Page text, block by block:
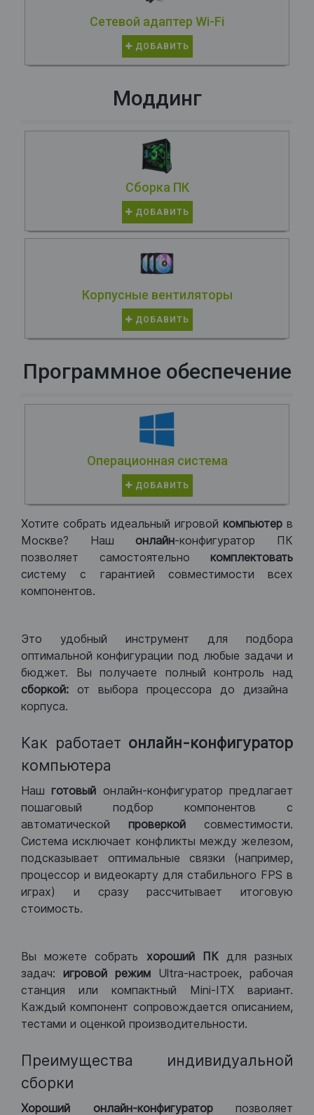
Сетевой адаптер Wi-Fi
ДОБАВИТЬ
Моддинг
Сборка ПК
ДОБАВИТЬ
Корпусные вентиляторы
ДОБАВИТЬ
Программное обеспечение
Операционная система
ДОБАВИТЬ
Хотите собрать идеальный игровой компьютер в
Москве? Нашонлайн-конфигуратор ПК
позволяет самостоятельно комплектовать
систему с гарантией совместимости всех
компонентов.
Это удобный инструмент для подбора
оптимальной конфигурации под любые задачи и
бюджет. Вы получаете полный контроль над
сборкой: от выбора процессора до дизайна
корпуса.
Как работает онлайн-конфигуратор
компьютера
Нашготовый онлайн-конфигуратор предлагает
пошаговый подбор компонентов с
автоматической проверкой совместимости.
Система исключает конфликты между железом,
подсказывает оптимальные связки (например,
процессор и видеокарту для стабильного FPS в
играх) и сразу рассчитывает итоговую
стоимость.
Вы можете собрать хороший ПКдля разных
задач: игровой режим Ultra-настроек, рабочая
станция или компактный Mini-ITX вариант.
Каждый компонент сопровождается описанием,
тестами и оценкой производительности.
Преимущества индивидуальной
сборки
Хороший онлайн-конфигураторпозволяет